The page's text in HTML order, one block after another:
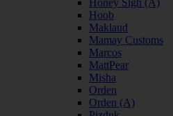
Hoob
Maklaud
Mamay Customs
Marcos
MattPear
Misha
Orden
Orden (А)